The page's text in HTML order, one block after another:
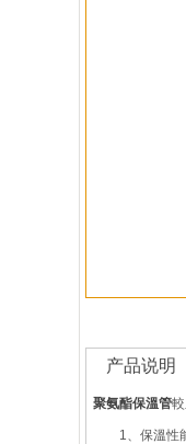
产品说明
聚氨酯保溫管
1、保溫性能